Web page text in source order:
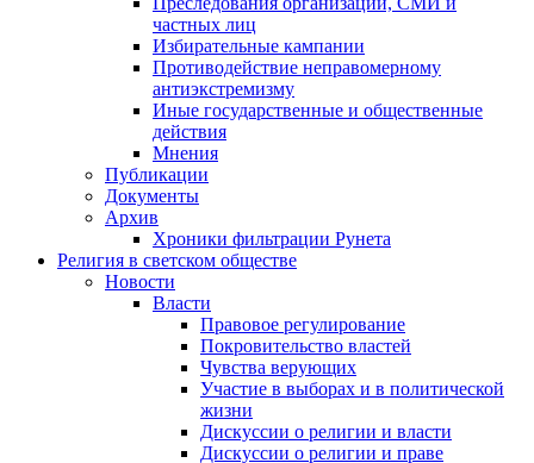
частных лиц
Избирательные кампании
Противодействие неправомерному
антиэкстремизму
Иные государственные и общественные
действия
Мнения
Публикации
Документы
Архив
Хроники фильтрации Рунета
Религия в светском обществе
Новости
Власти
Правовое регулирование
Покровительство властей
Чувства верующих
Участие в выборах и в политической
жизни
Дискуссии о религии и власти
Дискуссии о религии и праве